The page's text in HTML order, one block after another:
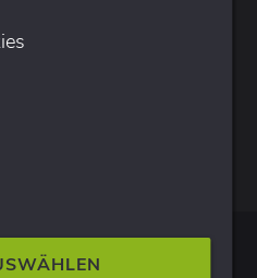
und das Erfassen